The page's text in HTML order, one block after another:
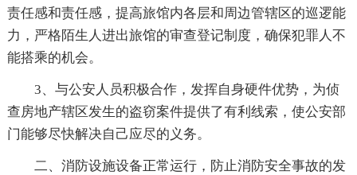
责任感和责任感，提高旅馆内各层和周边管辖区的巡逻能
力，严格陌生人进出旅馆的审查登记制度，确保犯罪人不
能搭乘的机会。
3、与公安人员积极合作，发挥自身硬件优势，为侦
查房地产辖区发生的盗窃案件提供了有利线索，使公安部
门能够尽快解决自己应尽的义务。
二、消防设施设备正常运行，防止消防安全事故的发